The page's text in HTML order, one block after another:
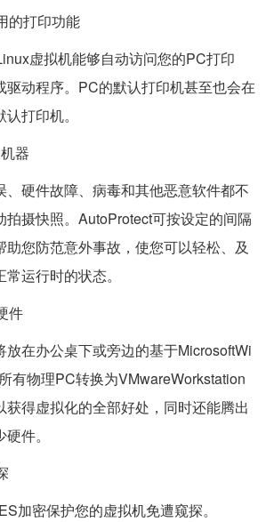
打印功能
虚拟机能够自动访问您的PC打印
驱动程序。PC的默认打印机甚至也会在
打印机。
器
硬件故障、病毒和其他恶意软件都不
拍摄快照。AutoProtect可按设定的间隔
助您防范意外事故，使您可以轻松、及
运行时的状态。
件
在办公桌下或旁边的基于MicrosoftWi
有物理PC转换为VMwareWorkstation
获得虚拟化的全部好处，同时还能腾出
件。
密保护您的虚拟机免遭窥探。